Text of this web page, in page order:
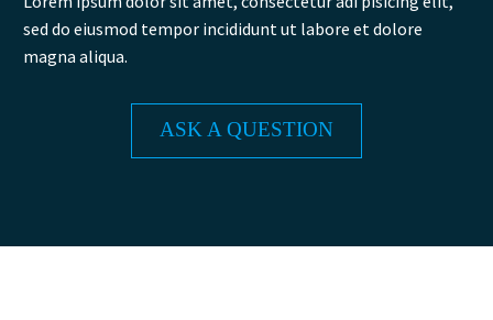
sed do eiusmod tempor incididunt ut labore et dolore
magna aliqua.
ASK A QUESTION